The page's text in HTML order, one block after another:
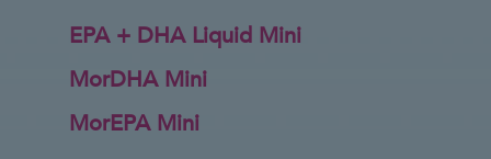
EPA + DHA Liquid Mini
MorDHA Mini
MorEPA Mini